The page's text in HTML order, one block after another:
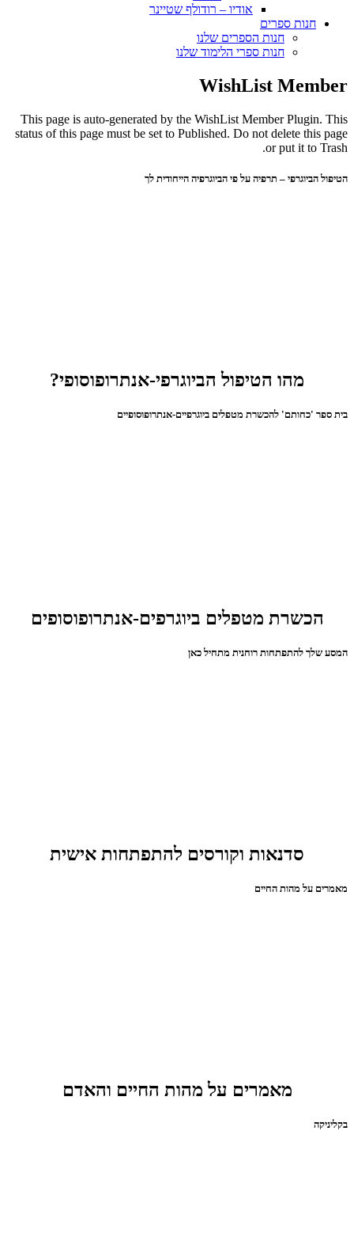
אודיו – רודולף שטיינר
חנות ספרים
חנות הספרים שלנו
חנות ספרי הלימוד שלנו
WishList Member
This page is auto-generated by the WishList Member Plugin. This
status of this page must be set to Published. Do not delete this page
or put it to Trash.
הטיפול הביוגרפי – תרפיה על פי הביוגרפיה הייחודית לך
מהו הטיפול הביוגרפי-אנתרופוסופי?
בית ספר 'כחותם' להכשרת מטפלים ביוגרפיים-אנתרופוסופיים
הכשרת מטפלים ביוגרפים-אנתרופוסופים
המסע שלך להתפתחות רוחנית מתחיל כאן
סדנאות וקורסים להתפתחות אישית
מאמרים על מהות החיים
מאמרים על מהות החיים והאדם
בקליניקה